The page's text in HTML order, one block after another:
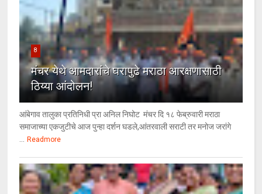
8
मंचर येथे आमदारांचे घरापुढे मराठा आरक्षणासाठी
ठिय्या आंदोलन!
आंबेगाव तालुका प्रतिनिधी प्रा अनिल निघोट मंचर दि १८ फेब्रुवारी मराठा
समाजाच्या एकजुटीचे आज पुन्हा दर्शन घडले,आंतरवाली सराटी तर मनोज जरांगे
... Readmore